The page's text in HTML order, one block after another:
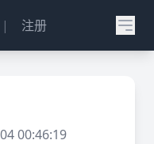
| 注册
00:46:19